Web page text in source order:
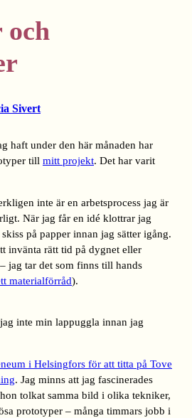
och
Sivert
haft under den här månaden har
till mitt projekt. Det har varit
inte är en arbetsprocess jag är
När jag får en idé klottrar jag
på papper innan jag sätter igång.
invänta rätt tid på dygnet eller
jag tar det som finns till hands
materialförråd).
inte min lappuggla innan jag
i Helsingfors för att titta på Tove
. Jag minns att jag fascinerades
tolkat samma bild i olika tekniker,
prototyper – många timmars jobb i